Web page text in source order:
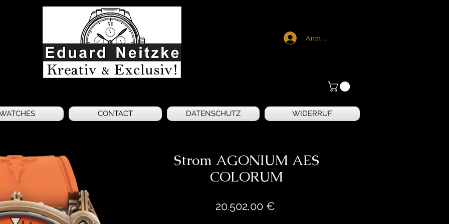
Anmelden
CONTACT DATENSCHUTZ WIDERRUF
Strom AGONIUM AES
COLORUM
20.502,00 €Preis